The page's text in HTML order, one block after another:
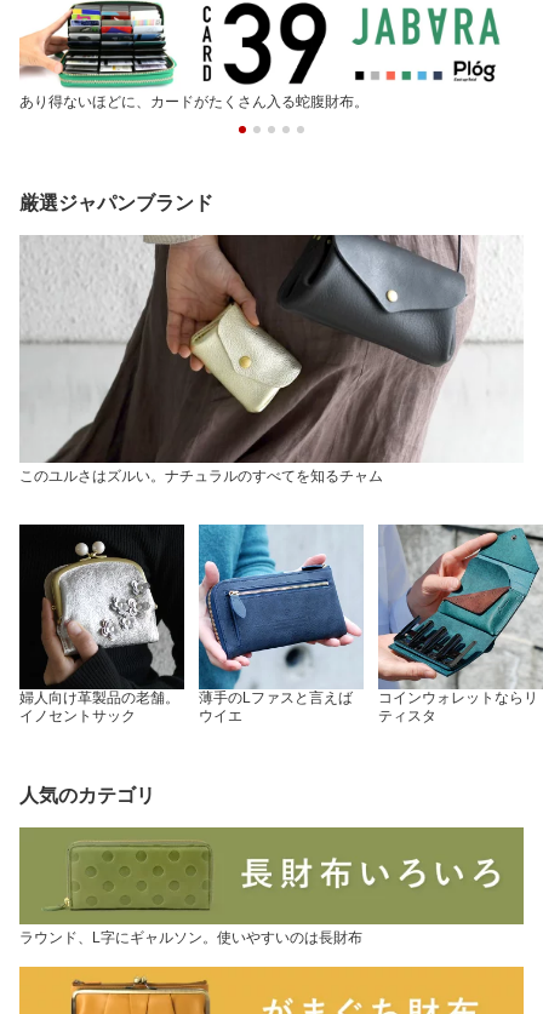
あり得ないほどに、カードがたくさん入る蛇腹財布。
厳選ジャパンブランド
このユルさはズルい。ナチュラルのすべてを知るチャム
婦人向け革製品の老舗。
イノセントサック
薄手のLファスと言えば
ウイエ
コインウォレットならリ
ティスタ
人気のカテゴリ
ラウンド、L字にギャルソン。使いやすいのは長財布